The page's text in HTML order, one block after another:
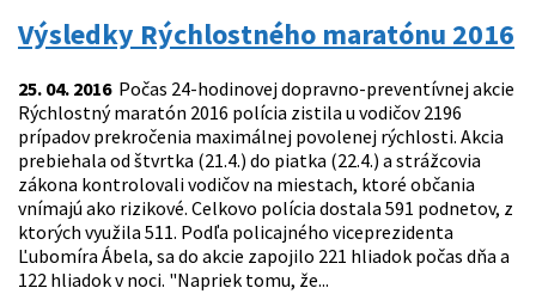
Výsledky Rýchlostného maratónu 2016
25. 04. 2016Počas 24-hodinovej dopravno-preventívnej akcie
Rýchlostný maratón 2016 polícia zistila u vodičov 2196
prípadov prekročenia maximálnej povolenej rýchlosti. Akcia
prebiehala od štvrtka (21.4.) do piatka (22.4.) a strážcovia
zákona kontrolovali vodičov na miestach, ktoré občania
vnímajú ako rizikové. Celkovo polícia dostala 591 podnetov, z
ktorých využila 511. Podľa policajného viceprezidenta
Ľubomíra Ábela, sa do akcie zapojilo 221 hliadok počas dňa a
122 hliadok v noci. "Napriek tomu, že...